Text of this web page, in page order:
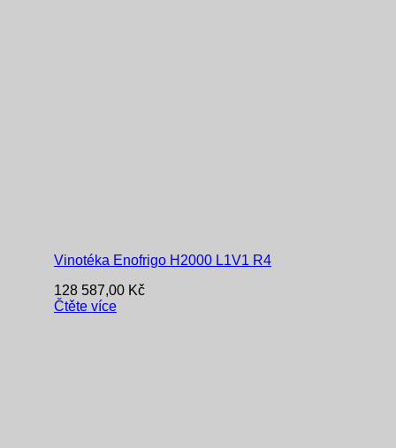
Vinotéka Enofrigo H2000 L1V1 R4
128 587,00 Kč
Čtěte více